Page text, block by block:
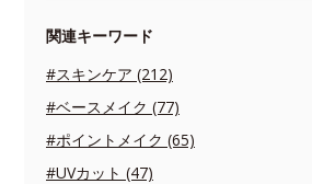
関連キーワード
#スキンケア (212)
#ベースメイク (77)
#ポイントメイク (65)
#UVカット (47)